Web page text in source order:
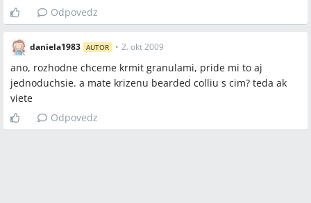
Odpovedz
daniela1983 AUTOR • 2. okt 2009
ano, rozhodne chceme krmit granulami, pride mi to aj
jednoduchsie. a mate krizenu bearded colliu s cim? teda ak
viete
Odpovedz